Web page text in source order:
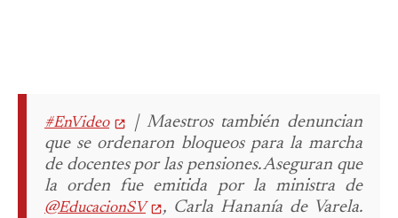
#EnVideo
| Maestros también denuncian
que se ordenaron bloqueos para la marcha
de docentes por las pensiones. Aseguran que
la orden fue emitida por la ministra de
@EducacionSV
, Carla Hananía de Varela.